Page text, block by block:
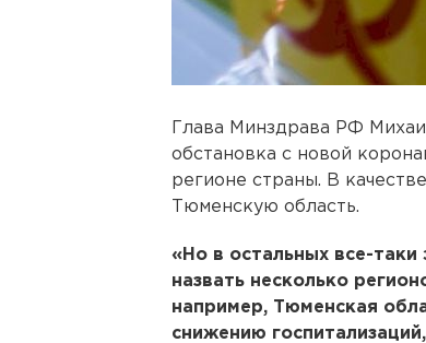
Глава Минздрава РФ
обстановка с новой
регионе страны. В
Тюменскую область.
«Но в остальных все-
назвать несколько
например, Тюменская
снижению